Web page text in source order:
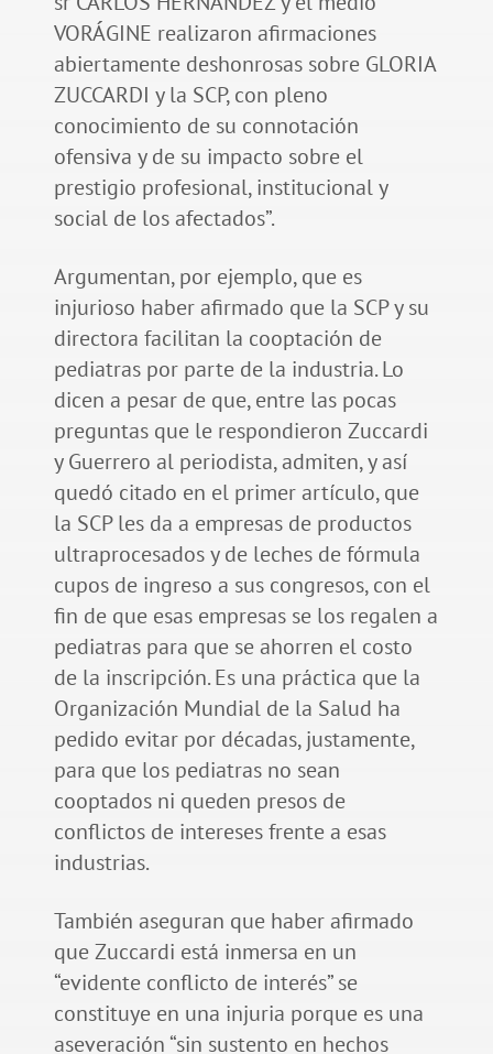
VORÁGINE realizaron afirmaciones
abiertamente deshonrosas sobre GLORIA
ZUCCARDI y la SCP, con pleno
conocimiento de su connotación
ofensiva y de su impacto sobre el
prestigio profesional, institucional y
social de los afectados”.
Argumentan, por ejemplo, que es
injurioso haber afirmado que la SCP y su
directora facilitan la cooptación de
pediatras por parte de la industria. Lo
dicen a pesar de que, entre las pocas
preguntas que le respondieron Zuccardi
y Guerrero al periodista, admiten, y así
quedó citado en el primer artículo, que
la SCP les da a empresas de productos
ultraprocesados y de leches de fórmula
cupos de ingreso a sus congresos, con el
fin de que esas empresas se los regalen a
pediatras para que se ahorren el costo
de la inscripción. Es una práctica que la
Organización Mundial de la Salud ha
pedido evitar por décadas, justamente,
para que los pediatras no sean
cooptados ni queden presos de
conflictos de intereses frente a esas
industrias.
También aseguran que haber afirmado
que Zuccardi está inmersa en un
“evidente conflicto de interés” se
constituye en una injuria porque es una
aseveración “sin sustento en hechos